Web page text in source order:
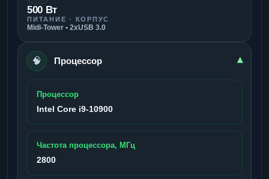
500 Вт
ПИТАНИЕ · КОРПУС
Midi-Tower • 2xUSB 3.0
🧠 Процессор ▾
Процессор
Intel Core i9-10900
Частота процессора, МГц
2800